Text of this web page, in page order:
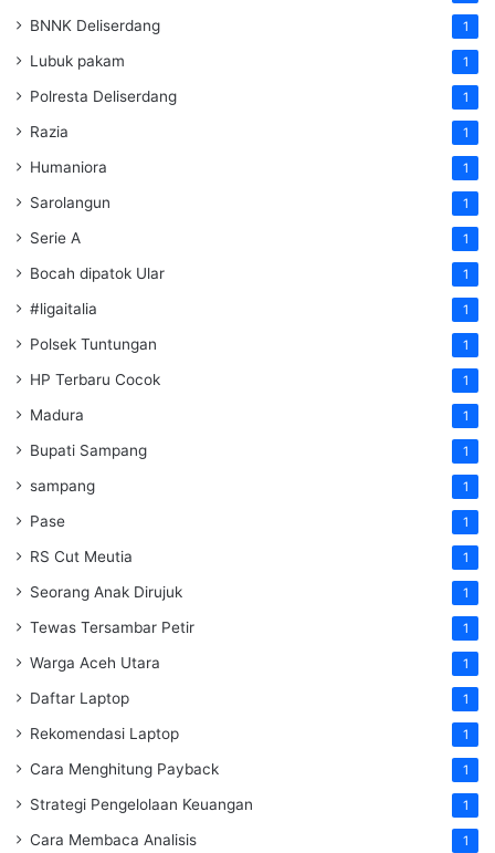
BNNK Deliserdang 1
Lubuk pakam 1
Polresta Deliserdang 1
Razia 1
Humaniora 1
Sarolangun 1
Serie A 1
Bocah dipatok Ular 1
#ligaitalia 1
Polsek Tuntungan 1
HP Terbaru Cocok 1
Madura 1
Bupati Sampang 1
sampang 1
Pase 1
RS Cut Meutia 1
Seorang Anak Dirujuk 1
Tewas Tersambar Petir 1
Warga Aceh Utara 1
Daftar Laptop 1
Rekomendasi Laptop 1
Cara Menghitung Payback 1
Strategi Pengelolaan Keuangan 1
Cara Membaca Analisis 1